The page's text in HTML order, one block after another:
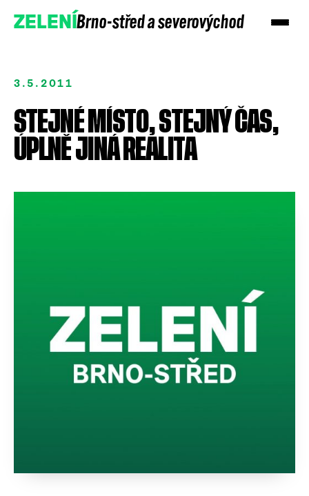
ZELENÍBrno-střed a severovýchod
3.5.2011
STEJNÉ MÍSTO, STEJNÝ ČAS,
ÚPLNĚ JINÁ REALITA